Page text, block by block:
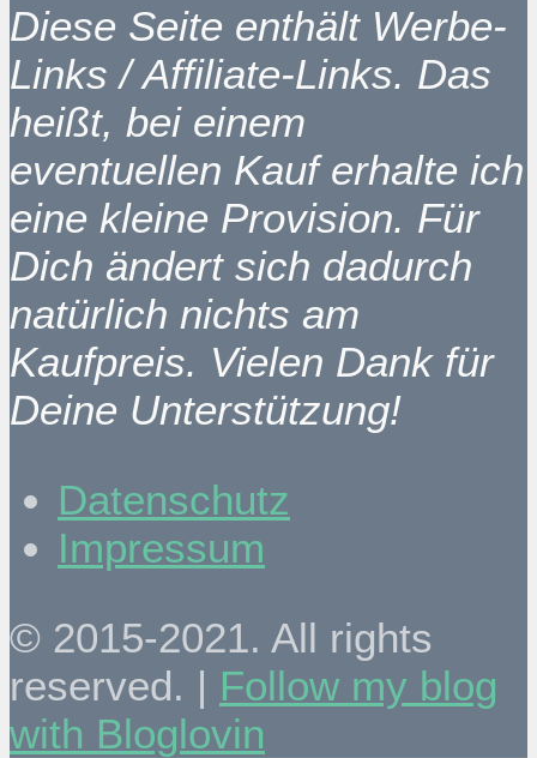
Diese Seite enthält Werbe-
Links / Affiliate-Links. Das
heißt, bei einem
eventuellen Kauf erhalte ich
eine kleine Provision. Für
Dich ändert sich dadurch
natürlich nichts am
Kaufpreis. Vielen Dank für
Deine Unterstützung!
Datenschutz
Impressum
© 2015-2021. All rights
reserved. | Follow my blog
with Bloglovin